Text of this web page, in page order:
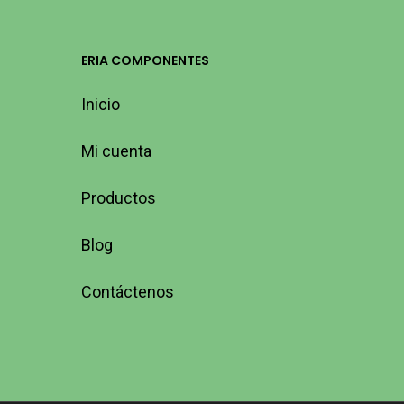
ERIA COMPONENTES
Inicio
Mi cuenta
Productos
Blog
Contáctenos